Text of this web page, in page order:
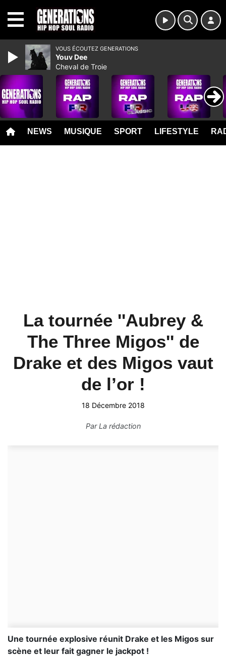
NEWS MUSIQUE SPORT LIFESTYLE
La tournée ''Aubrey &
The Three Migos'' de
Drake et des Migos vaut
de l’or !
18 Décembre 2018
ParLa rédaction
Une tournée explosive réunit Drake et les Migos sur
scène et leur fait gagner le jackpot !
VOUS ÉCOUTEZ GENERATIONS
Youv Dee
Cheval de Troie